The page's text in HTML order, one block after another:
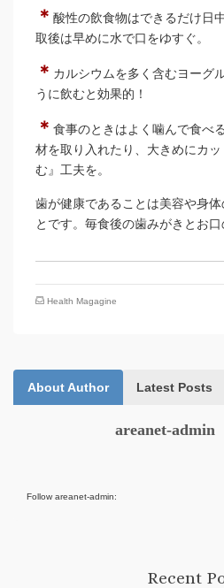
＊ 酸性の飲食物はできるだけ日
取後は早めに水で口をゆすぐ。
＊ カルシウムを多く含むヨーグ
うに飲むと効果的！
＊ 食事のときはよく噛んで食べ
材を取り入れたり、大きめにカ
む』工夫を。
歯が健康であることは美容や身
とです。毎食後の歯みがきとお
Health Magagine
About Author Latest Posts
Follow areanet-admin:
areanet-admin
Recent